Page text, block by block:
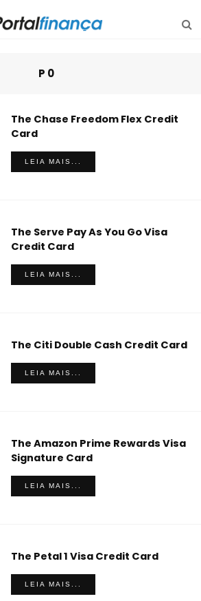
P0
The Chase Freedom Flex Credit
Card
LEIA MAIS...
The Serve Pay As You Go Visa
Credit Card
LEIA MAIS...
The Citi Double Cash Credit Card
LEIA MAIS...
The Amazon Prime Rewards Visa
Signature Card
LEIA MAIS...
The Petal 1 Visa Credit Card
LEIA MAIS...